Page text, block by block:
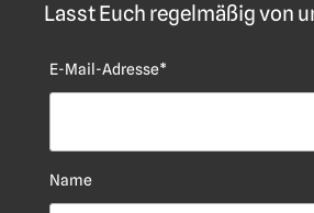
Lasst Euch regelmäßig von
E-Mail-Adresse*
Name